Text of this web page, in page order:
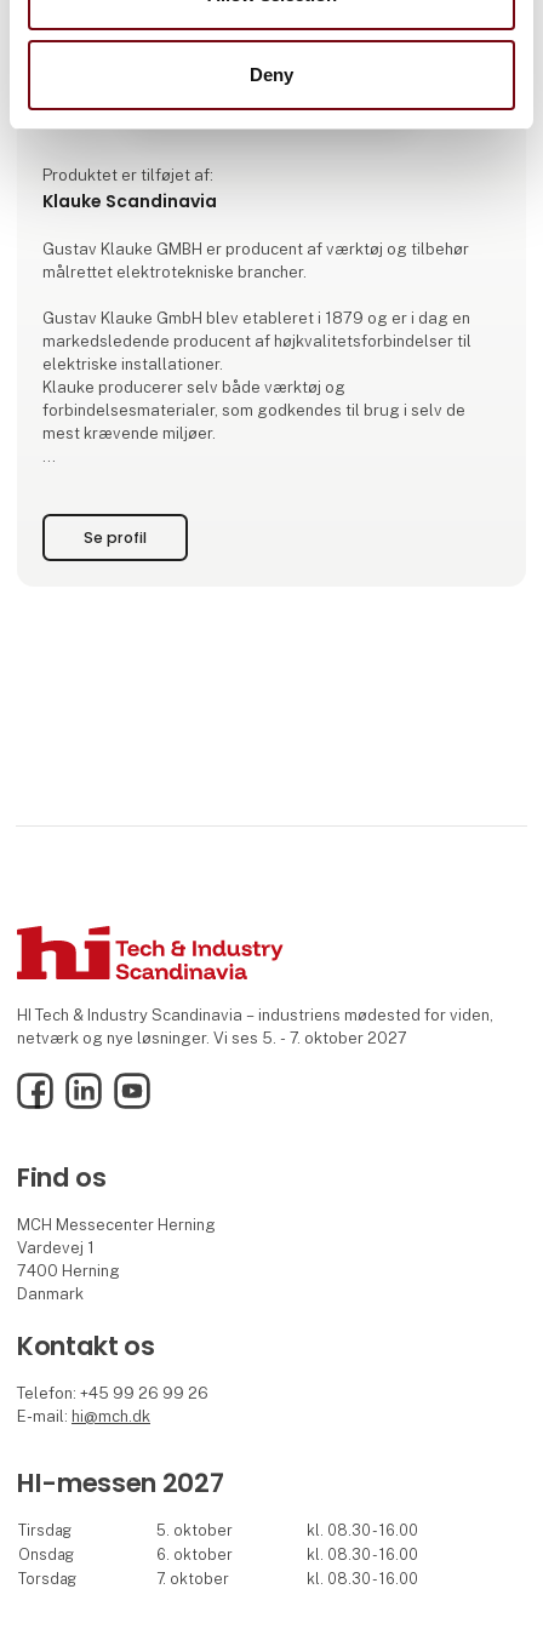
Deny
Produktet er tilføjet af:
Klauke Scandinavia
Gustav Klauke GMBH er producent af værktøj og tilbehør
målrettet elektrotekniske brancher.
Gustav Klauke GmbH blev etableret i 1879 og er i dag en
markedsledende producent af højkvalitetsforbindelser til
elektriske installationer.
Klauke producerer selv både værktøj og
forbindelsesmaterialer, som godkendes til brug i selv de
mest krævende miljøer.
værktøj til presning, klipning og udstansning.
Se profil
HI Tech & Industry Scandinavia – industriens mødested for viden,
netværk og nye løsninger. Vi ses 5. - 7. oktober 2027
FacebookLinkedInYouTube
Find os
MCH Messecenter Herning
Vardevej 1
7400 Herning
Danmark
Kontakt os
Telefon: +45 99 26 99 26
E-mail: hi@mch.dk
HI-messen 2027
Tirsdag 5. oktober
kl. 08.30 - 16.00
Onsdag
6. oktober
kl. 08.30 - 16.00
Torsdag
7. oktober kl. 08.30 - 16.00